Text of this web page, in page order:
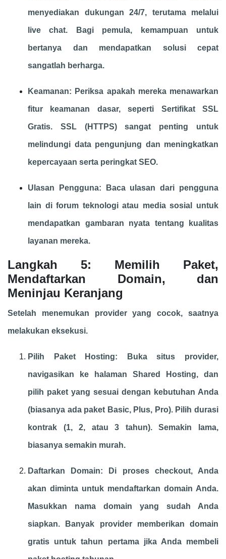
menyediakan dukungan 24/7, terutama melalui
live chat. Bagi pemula, kemampuan untuk
bertanya dan mendapatkan solusi cepat
sangatlah berharga.
Keamanan: Periksa apakah mereka menawarkan
fitur keamanan dasar, seperti Sertifikat SSL
Gratis. SSL (HTTPS) sangat penting untuk
melindungi data pengunjung dan meningkatkan
kepercayaan serta peringkat SEO.
Ulasan Pengguna: Baca ulasan dari pengguna
lain di forum teknologi atau media sosial untuk
mendapatkan gambaran nyata tentang kualitas
layanan mereka.
Langkah 5: Memilih Paket,
Mendaftarkan Domain, dan
Meninjau Keranjang
Setelah menemukan provider yang cocok, saatnya
melakukan eksekusi.
Pilih Paket Hosting: Buka situs provider,
navigasikan ke halaman Shared Hosting, dan
pilih paket yang sesuai dengan kebutuhan Anda
(biasanya ada paket Basic, Plus, Pro). Pilih durasi
kontrak (1, 2, atau 3 tahun). Semakin lama,
biasanya semakin murah.
Daftarkan Domain: Di proses checkout, Anda
akan diminta untuk mendaftarkan domain Anda.
Masukkan nama domain yang sudah Anda
siapkan. Banyak provider memberikan domain
gratis untuk tahun pertama jika Anda membeli